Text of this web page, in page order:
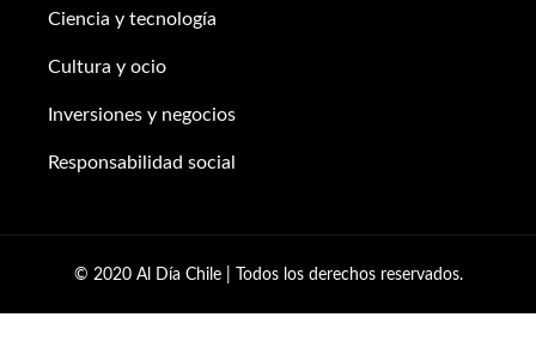
Ciencia y tecnología
Cultura y ocio
Inversiones y negocios
Responsabilidad social
© 2020 Al Día Chile | Todos los derechos reservados.